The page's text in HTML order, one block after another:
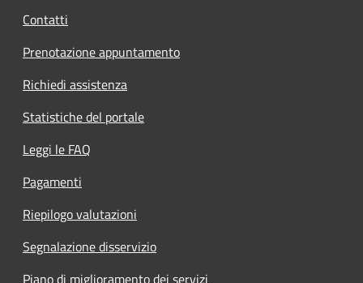
Contatti
Prenotazione appuntamento
Richiedi assistenza
Statistiche del portale
Leggi le FAQ
Pagamenti
Riepilogo valutazioni
Segnalazione disservizio
Piano di miglioramento dei servizi